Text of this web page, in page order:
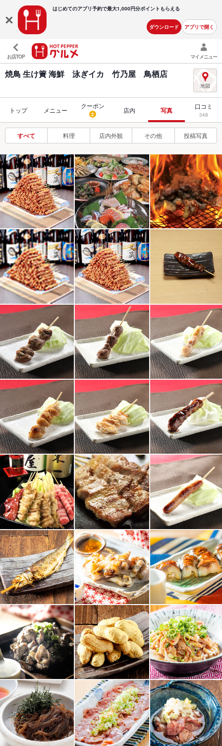
はじめてのアプリ予約で最大1,000円分ポイントもらえる
ダウンロード アプリで開く
お店TOP マイメニュー
焼鳥 生け簀 海鮮 泳ぎイカ 竹乃屋 鳥栖店
トップ メニュー
クーポン
2 店内 写真 口コミ
348
すべて 料理 店内外観 その他 投稿写真